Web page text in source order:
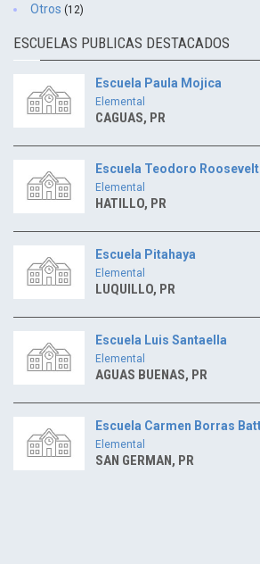
Otros (12)
ESCUELAS PUBLICAS DESTACADOS
Escuela Paula Mojica
Elemental
CAGUAS, PR
Escuela Teodoro Roosevelt
Elemental
HATILLO, PR
Escuela Pitahaya
Elemental
LUQUILLO, PR
Escuela Luis Santaella
Elemental
AGUAS BUENAS, PR
Escuela Carmen Borras
Elemental
SAN GERMAN, PR